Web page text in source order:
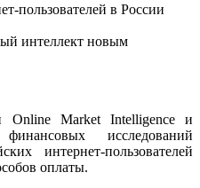
пользователей в России
интеллект новым
Online Market Intelligence и
исследований
интернет-пользователей
оплаты.